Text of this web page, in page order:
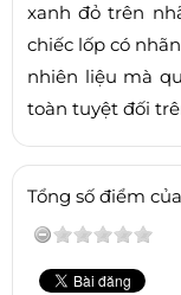
xanh đỏ trên
chiếc lốp có
nhiên liệu mà
toàn tuyệt đối
Tổng số điểm